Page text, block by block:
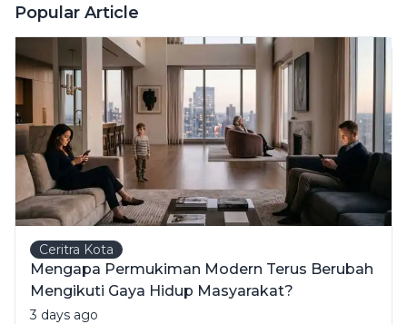
Popular Article
Ceritra Kota
Mengapa Permukiman Modern Terus Berubah
Mengikuti Gaya Hidup Masyarakat?
3 days ago